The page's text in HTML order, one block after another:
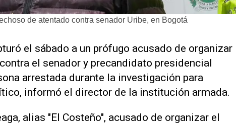
de atentado contra senador Uribe, en Bogotá
el sábado a un prófugo acusado de organizar
el senador y precandidato presidencial
arrestada durante la investigación para
informó el director de la institución armada.
alias "El Costeño", acusado de organizar el